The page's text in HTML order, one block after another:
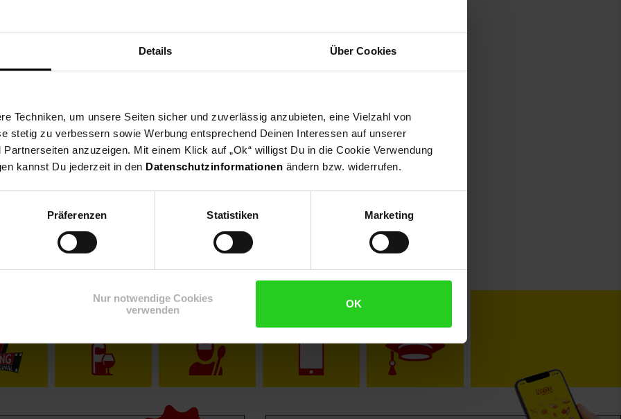
Details Über Cookies
Techniken, um unsere Seiten sicher und zuverlässig anzubieten, eine Vielzahl von
stetig zu verbessern sowie Werbung entsprechend Deinen Interessen auf unserer
anzuzeigen. Mit einem Klick auf „Ok“ willigst Du in die Cookie Verwendung
kannst Du jederzeit in den Datenschutzinformationen ändern bzw. widerrufen.
Präferenzen Statistiken Marketing
Nur notwendige Cookies
verwenden
OK
Weinwelt Rezeptwelt